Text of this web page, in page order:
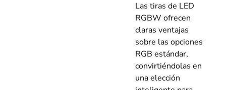
Las tiras de LED
RGBW ofrecen
claras ventajas
sobre las opciones
RGB estándar,
convirtiéndolas en
una elección